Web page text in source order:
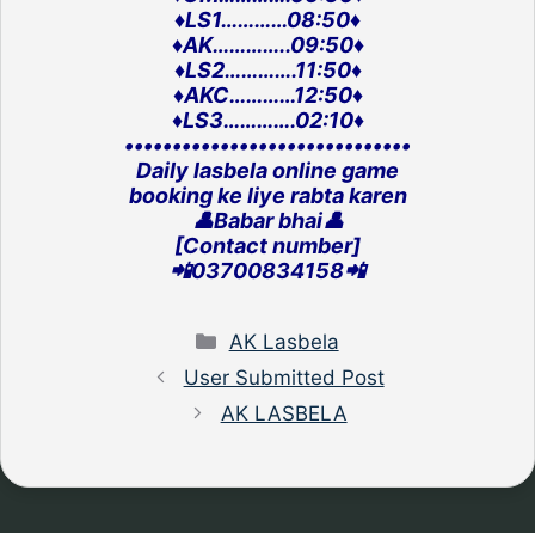
♦️LS1…………08:50♦️
♦️AK…………..09:50♦️
♦️LS2………….11:50♦️
♦️AKC…………12:50♦️
♦️LS3………….02:10♦️
‎••••••••••••••••••••••••••••••
Daily lasbela online game
‎booking ke liye rabta karen
👤Babar bhai👤
[Contact number]
‎📲03700834158📲
Categories
AK Lasbela
User Submitted Post
AK LASBELA